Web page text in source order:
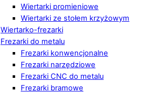
Wiertarki promieniowe
Wiertarki ze stołem krzyżowym
Wiertarko-frezarki
Frezarki do metalu
Frezarki konwencjonalne
Frezarki narzędziowe
Frezarki CNC do metalu
Frezarki bramowe